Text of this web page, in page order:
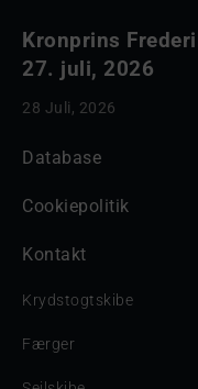
Kronprins
27. juli, 2026
28 Juli, 2026
Database
Cookiepolitik
Kontakt
Krydstogtskibe
Færger